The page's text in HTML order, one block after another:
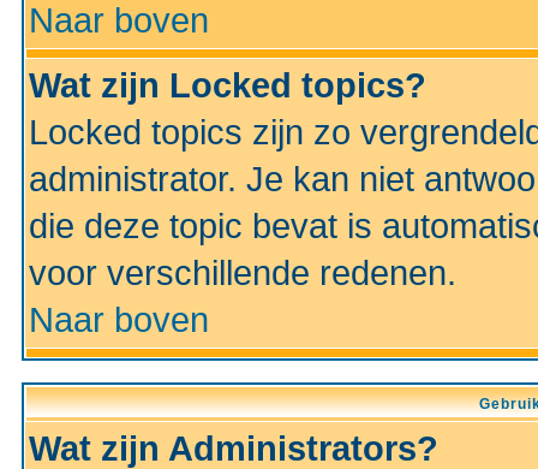
Naar boven
Wat zijn Locked topics?
Locked topics zijn zo
administrator. Je kan niet
die deze topic bevat is
voor verschillende redenen.
Naar boven
Wat zijn Administrators?